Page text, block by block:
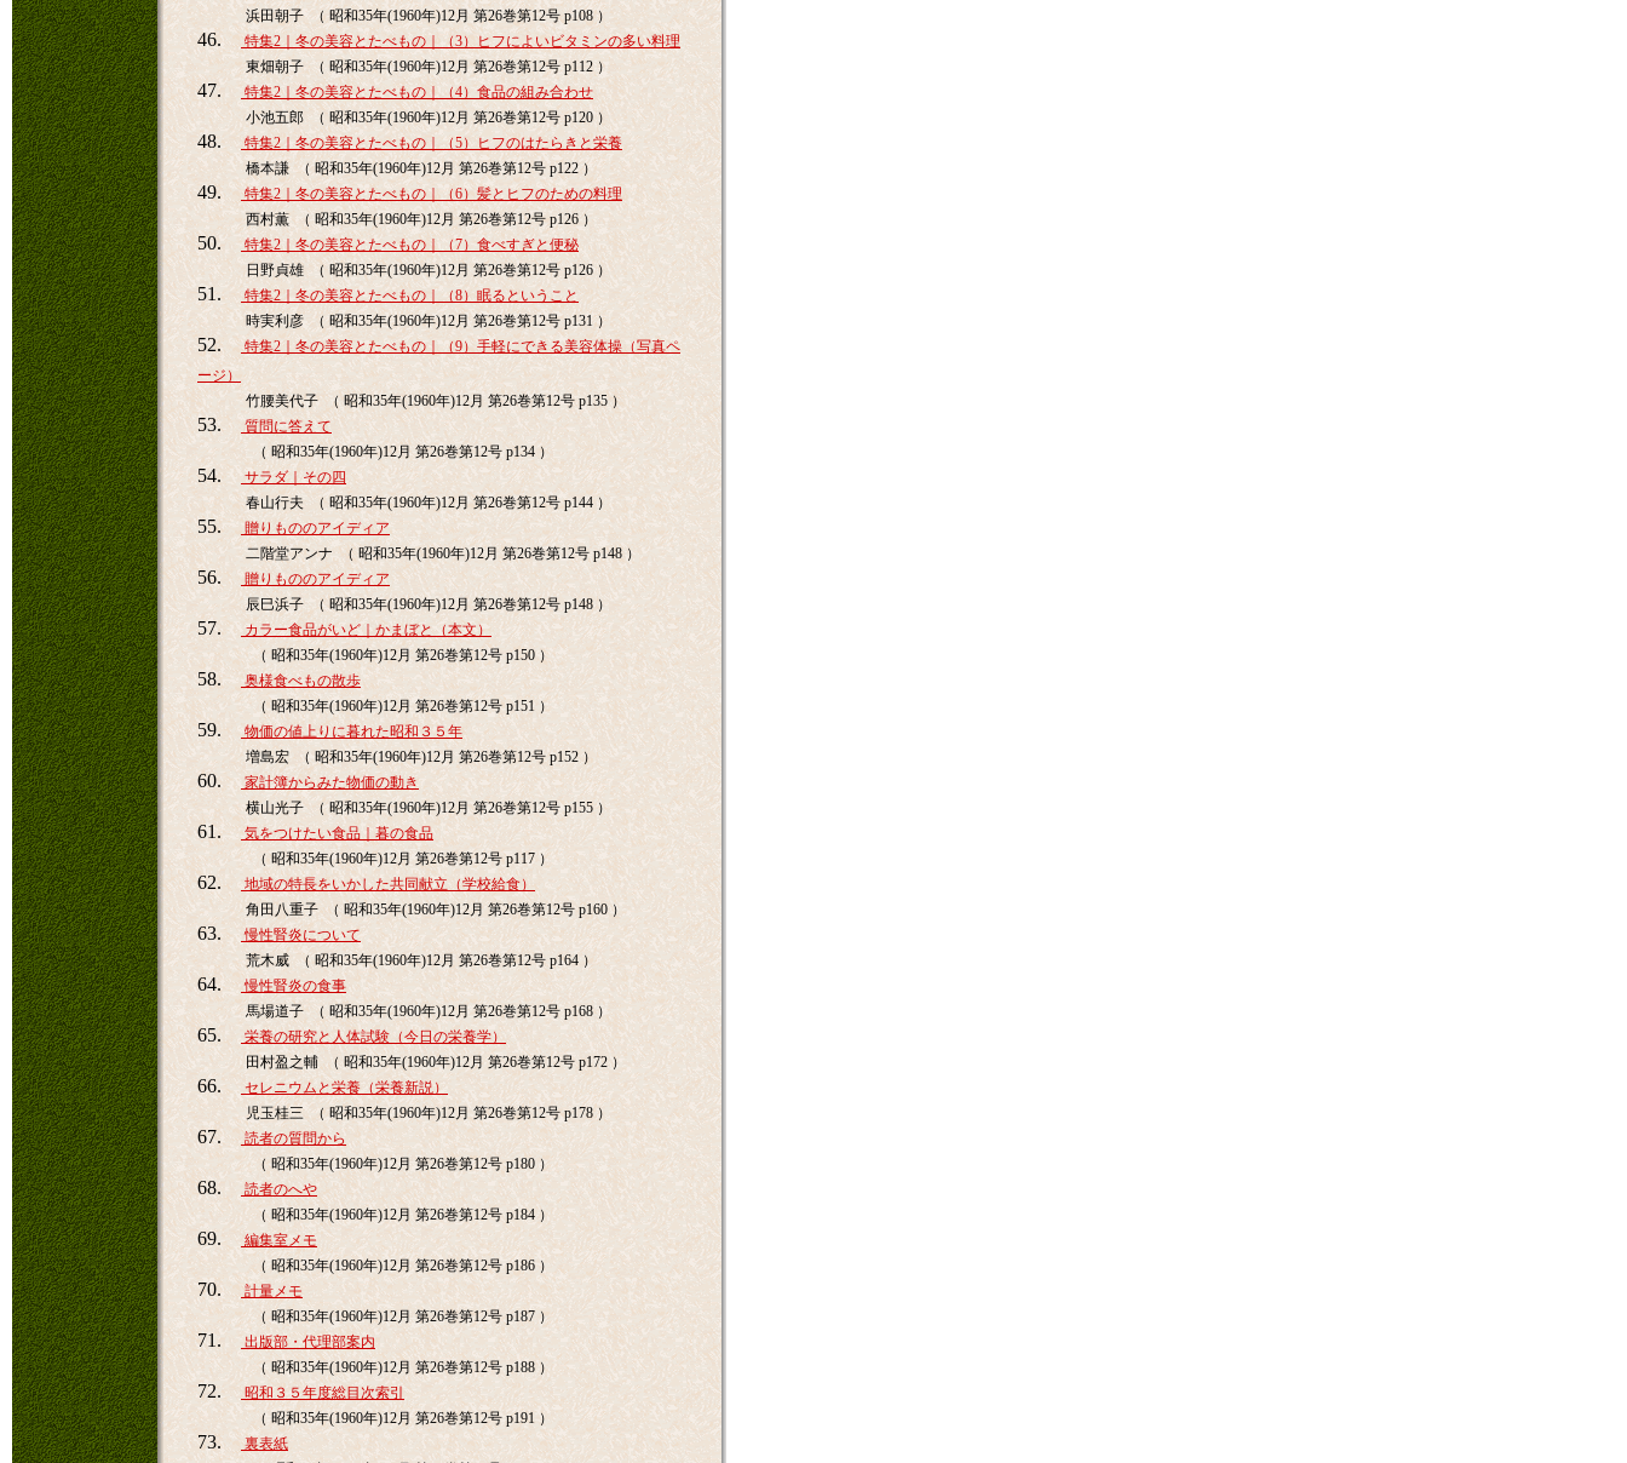
浜田朝子 （ 昭和35年(1960年)12月 第26巻第12号 p108 ）
46.
特集2｜冬の美容とたべもの｜（3）ヒフによいビタミンの多い料理
東畑朝子 （ 昭和35年(1960年)12月 第26巻第12号 p112 ）
47.
特集2｜冬の美容とたべもの｜（4）食品の組み合わせ
小池五郎 （ 昭和35年(1960年)12月 第26巻第12号 p120 ）
48.
特集2｜冬の美容とたべもの｜（5）ヒフのはたらきと栄養
橋本謙 （ 昭和35年(1960年)12月 第26巻第12号 p122 ）
49.
特集2｜冬の美容とたべもの｜（6）髪とヒフのための料理
西村薫 （ 昭和35年(1960年)12月 第26巻第12号 p126 ）
50.
特集2｜冬の美容とたべもの｜（7）食べすぎと便秘
日野貞雄 （ 昭和35年(1960年)12月 第26巻第12号 p126 ）
51.
特集2｜冬の美容とたべもの｜（8）眠るということ
時実利彦 （ 昭和35年(1960年)12月 第26巻第12号 p131 ）
52.
特集2｜冬の美容とたべもの｜（9）手軽にできる美容体操（写真ペ
ージ）
竹腰美代子 （ 昭和35年(1960年)12月 第26巻第12号 p135 ）
53.
質問に答えて
（ 昭和35年(1960年)12月 第26巻第12号 p134 ）
54.
サラダ｜その四
春山行夫 （ 昭和35年(1960年)12月 第26巻第12号 p144 ）
55.
贈りもののアイディア
二階堂アンナ （ 昭和35年(1960年)12月 第26巻第12号 p148 ）
56.
贈りもののアイディア
辰巳浜子 （ 昭和35年(1960年)12月 第26巻第12号 p148 ）
57.
カラー食品がいど｜かまぼと（本文）
（ 昭和35年(1960年)12月 第26巻第12号 p150 ）
58.
奥様食べもの散歩
（ 昭和35年(1960年)12月 第26巻第12号 p151 ）
59.
物価の値上りに暮れた昭和３５年
増島宏 （ 昭和35年(1960年)12月 第26巻第12号 p152 ）
60.
家計簿からみた物価の動き
横山光子 （ 昭和35年(1960年)12月 第26巻第12号 p155 ）
61.
気をつけたい食品｜暮の食品
（ 昭和35年(1960年)12月 第26巻第12号 p117 ）
62.
地域の特長をいかした共同献立（学校給食）
角田八重子 （ 昭和35年(1960年)12月 第26巻第12号 p160 ）
63.
慢性腎炎について
荒木威 （ 昭和35年(1960年)12月 第26巻第12号 p164 ）
64.
慢性腎炎の食事
馬場道子 （ 昭和35年(1960年)12月 第26巻第12号 p168 ）
65.
栄養の研究と人体試験（今日の栄養学）
田村盈之輔 （ 昭和35年(1960年)12月 第26巻第12号 p172 ）
66.
セレニウムと栄養（栄養新説）
児玉桂三 （ 昭和35年(1960年)12月 第26巻第12号 p178 ）
67.
読者の質問から
（ 昭和35年(1960年)12月 第26巻第12号 p180 ）
68.
読者のへや
（ 昭和35年(1960年)12月 第26巻第12号 p184 ）
69.
編集室メモ
（ 昭和35年(1960年)12月 第26巻第12号 p186 ）
70.
計量メモ
（ 昭和35年(1960年)12月 第26巻第12号 p187 ）
71.
出版部・代理部案内
（ 昭和35年(1960年)12月 第26巻第12号 p188 ）
72.
昭和３５年度総目次索引
（ 昭和35年(1960年)12月 第26巻第12号 p191 ）
73.
裏表紙